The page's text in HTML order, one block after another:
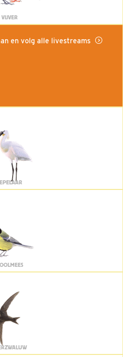
VIJVER
en volg alle livestreams